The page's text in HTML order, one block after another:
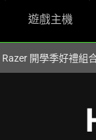
遊戲主機
Razer 開學季好禮組